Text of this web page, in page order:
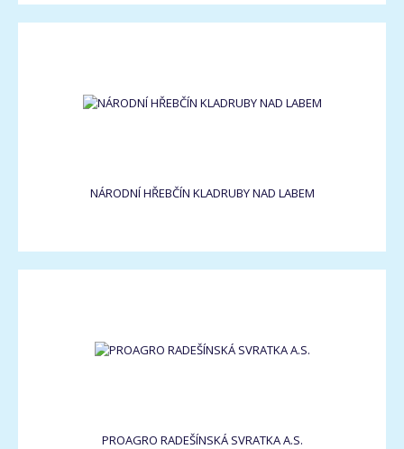
NÁRODNÍ HŘEBČÍN KLADRUBY NAD LABEM
PROAGRO RADEŠÍNSKÁ SVRATKA A.S.